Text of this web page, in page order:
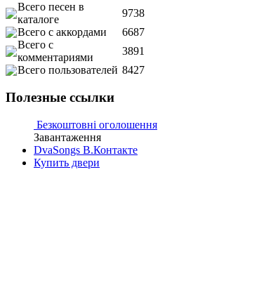
Всего песен в
каталоге
9738
Всего с аккордами
6687
Всего с
комментариями
3891
Всего пользователей 8427
Полезные ссылки
Безкоштовні оголошення
Завантаження
DvaSongs В.Контакте
Купить двери